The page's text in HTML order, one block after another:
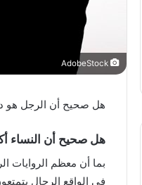
هل صحيح أن الرجل هو
هل صحيح أن النساء
بما أن معظم الروايات
في الواقع الرجال